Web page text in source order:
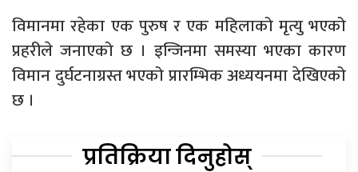
विमानमा रहेका एक पुरुष र एक महिलाको मृत्यु भएको
प्रहरीले जनाएको छ । इन्जिनमा समस्या भएका कारण
विमान दुर्घटनाग्रस्त भएको प्रारम्भिक अध्ययनमा देखिएको
छ ।
प्रतिक्रिया दिनुहोस्